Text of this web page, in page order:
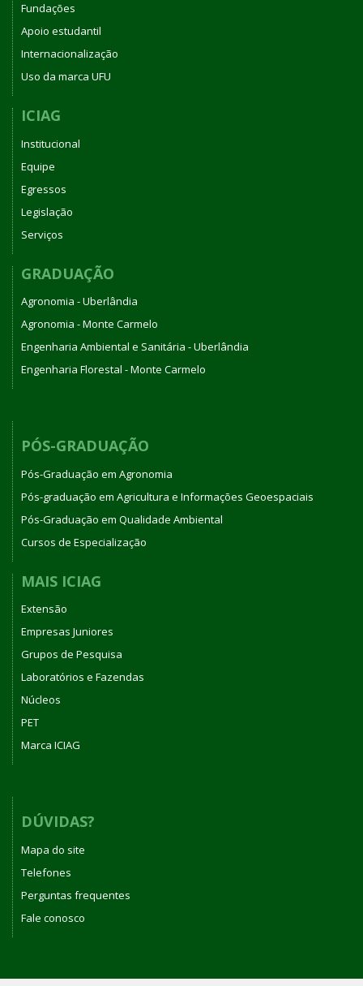
Fundações
Apoio estudantil
Internacionalização
Uso da marca UFU
ICIAG
Institucional
Equipe
Egressos
Legislação
Serviços
GRADUAÇÃO
Agronomia - Uberlândia
Agronomia - Monte Carmelo
Engenharia Ambiental e Sanitária - Uberlândia
Engenharia Florestal - Monte Carmelo
PÓS-GRADUAÇÃO
Pós-Graduação em Agronomia
Pós-graduação em Agricultura e Informações Geoespaciais
Pós-Graduação em Qualidade Ambiental
Cursos de Especialização
MAIS ICIAG
Extensão
Empresas Juniores
Grupos de Pesquisa
Laboratórios e Fazendas
Núcleos
PET
Marca ICIAG
DÚVIDAS?
Mapa do site
Telefones
Perguntas frequentes
Fale conosco